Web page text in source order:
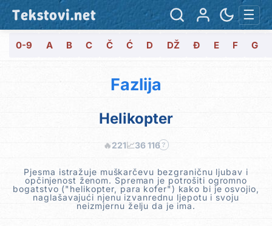
Tekstovi.net ☰
0-9 A B C Č Ć D DŽ Đ E F G
Fazlija
Helikopter
🔥221📈36 116 ?
Pjesma istražuje muškarčevu bezgraničnu ljubav i
opčinjenost ženom. Spreman je potrošiti ogromno
bogatstvo ("helikopter, para kofer") kako bi je osvojio,
naglašavajući njenu izvanrednu ljepotu i svoju
neizmjernu želju da je ima.